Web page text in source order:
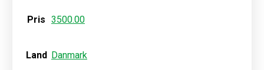
Pris 3500.00
Land Danmark